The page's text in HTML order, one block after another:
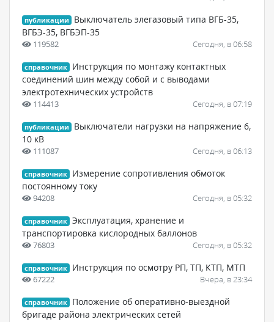
публикации
Выключатель элегазовый типа ВГБ-35,
ВГБЭ-35, ВГБЭП-35
119582 Сегодня, в 06:58
справочник
Инструкция по монтажу контактных
соединений шин между собой и с выводами
электротехнических устройств
114413 Сегодня, в 07:19
публикации
Выключатели нагрузки на напряжение 6,
10 кВ
111087 Сегодня, в 06:13
справочник
Измерение сопротивления обмоток
постоянному току
94208 Сегодня, в 05:32
справочник Эксплуатация, хранение и
транспортировка кислородных баллонов
76803 Сегодня, в 05:32
справочник Инструкция по осмотру РП, ТП, КТП, МТП
67222 Вчера, в 23:34
справочник
Положение об оперативно-выездной
бригаде района электрических сетей